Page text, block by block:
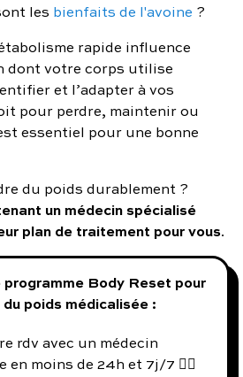
les bienfaits de l'avoine ?
rapide influence
dont votre corps utilise
et l’adapter à vos
pour perdre, maintenir ou
essentiel pour une bonne
du poids durablement ?
un médecin spécialisé
plan de traitement pour vous.
Body Reset pour
poids médicalisée :
rdv avec un médecin
moins de 24h et 7j/7 👨‍⚕️